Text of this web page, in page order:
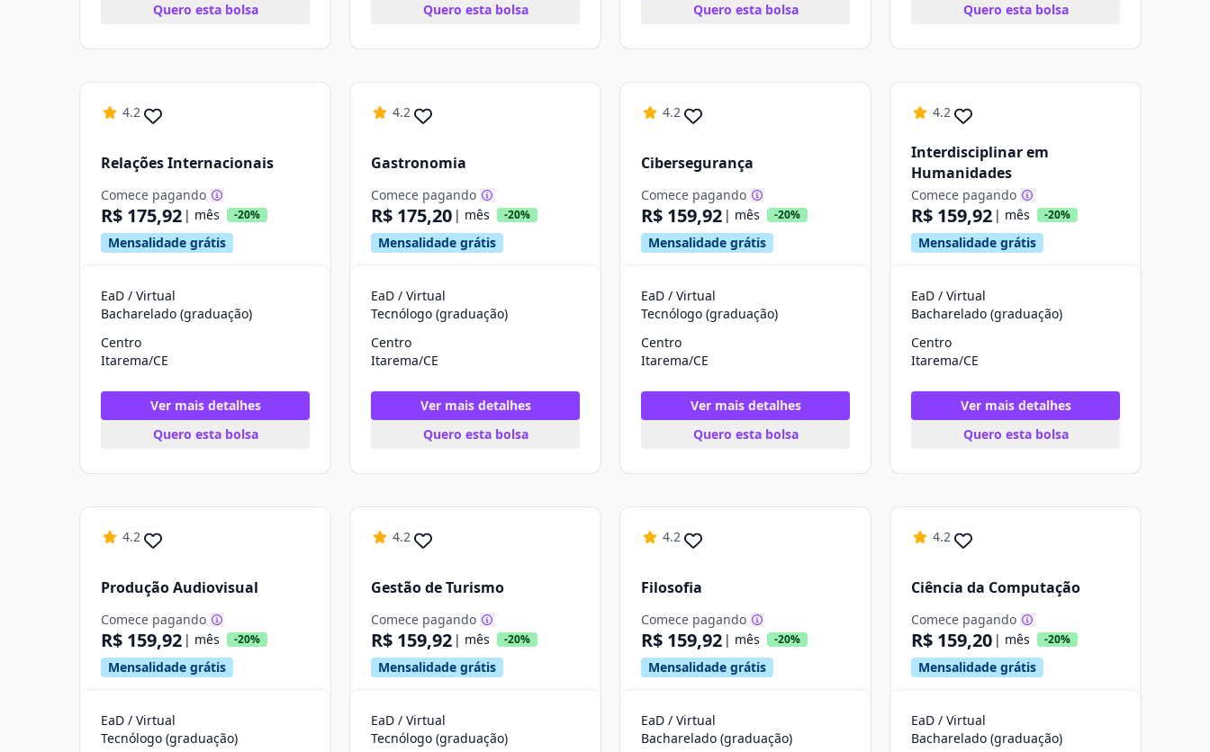
Quero esta bolsa
Quero esta bolsa
Quero esta bolsa
Quero esta bolsa
4.2
Relações Internacionais
Comece pagando
R$ 175,92 | mês -20%
Mensalidade grátis
EaD / Virtual
Bacharelado (graduação)
Centro
Itarema/CE
Ver mais detalhes
Quero esta bolsa
4.2
Gastronomia
Comece pagando
R$ 175,20 | mês -20%
Mensalidade grátis
EaD / Virtual
Tecnólogo (graduação)
Centro
Itarema/CE
Ver mais detalhes
Quero esta bolsa
4.2
Cibersegurança
Comece pagando
R$ 159,92 | mês -20%
Mensalidade grátis
EaD / Virtual
Tecnólogo (graduação)
Centro
Itarema/CE
Ver mais detalhes
Quero esta bolsa
4.2
Interdisciplinar em
Humanidades
Comece pagando
R$ 159,92 | mês -20%
Mensalidade grátis
EaD / Virtual
Bacharelado (graduação)
Centro
Itarema/CE
Ver mais detalhes
Quero esta bolsa
4.2
Produção Audiovisual
Comece pagando
R$ 159,92 | mês -20%
Mensalidade grátis
EaD / Virtual
Tecnólogo (graduação)
4.2
Gestão de Turismo
Comece pagando
R$ 159,92 | mês -20%
Mensalidade grátis
EaD / Virtual
Tecnólogo (graduação)
4.2
Filosofia
Comece pagando
R$ 159,92 | mês -20%
Mensalidade grátis
EaD / Virtual
Bacharelado (graduação)
4.2
Ciência da Computação
Comece pagando
R$ 159,20 | mês -20%
Mensalidade grátis
EaD / Virtual
Bacharelado (graduação)